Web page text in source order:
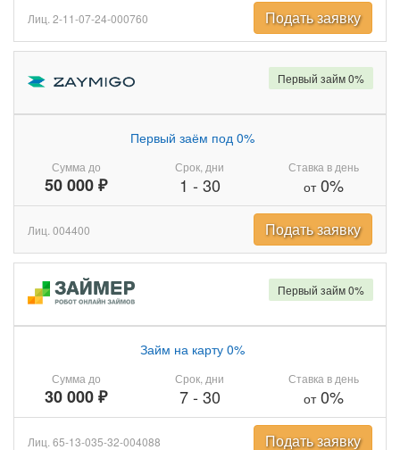
Лиц. 2-11-07-24-000760 Подать заявку
Сумма до
50 000 ₽
Первый заём под 0%
Срок, дни
1 - 30
Ставка в день
от0%
Первый займ 0%
Лиц. 004400 Подать заявку
Сумма до
30 000 ₽
Займ на карту 0%
Срок, дни
7- 30
Ставка в день
от0%
Первый займ 0%
Лиц. 65-13-035-32-004088 Подать заявку